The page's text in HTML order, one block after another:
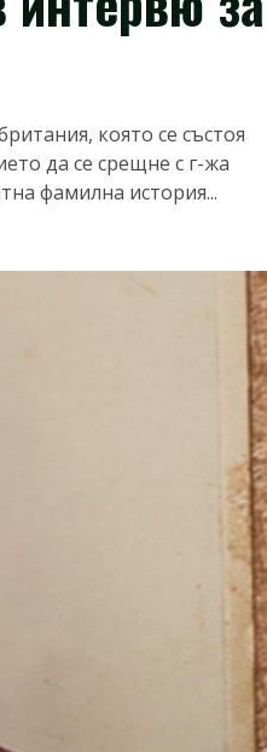
която се състоя
да се срещне с г-жа
фамилна история...